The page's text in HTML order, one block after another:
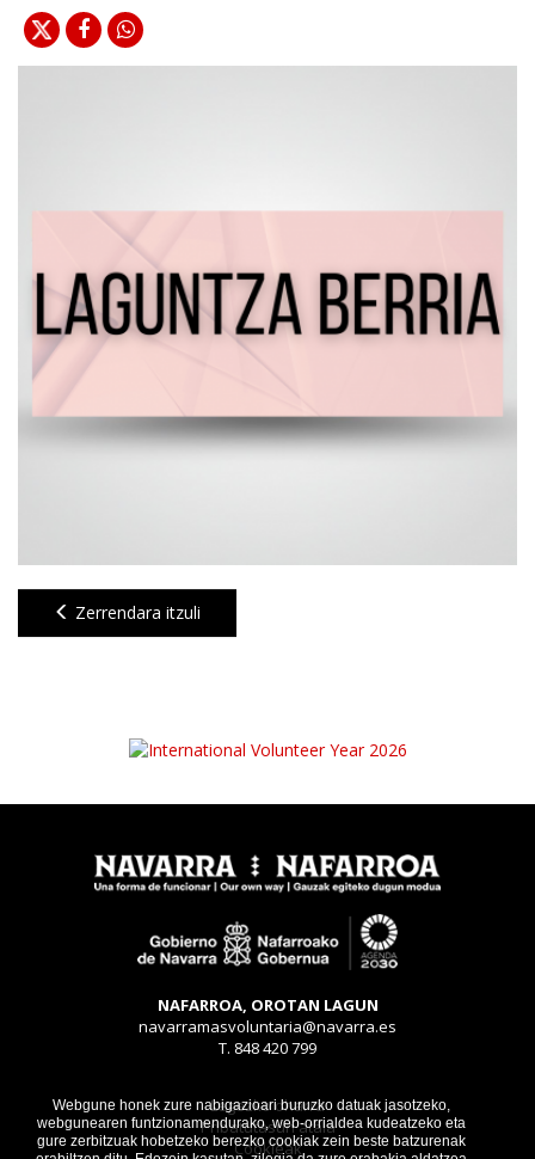
Webgune honek zure nabigazioari buruzko datuak jasotzeko,
webgunearen funtzionamendurako, web-orrialdea kudeatzeko eta
gure zerbitzuak hobetzeko berezko cookiak zein beste batzurenak
Zerrendara itzuli
NAFARROA, OROTAN LAGUN
navarramasvoluntaria@navarra.es
T. 848 420 799
Legezko oharra
Pribatutasun atala
Cookieak